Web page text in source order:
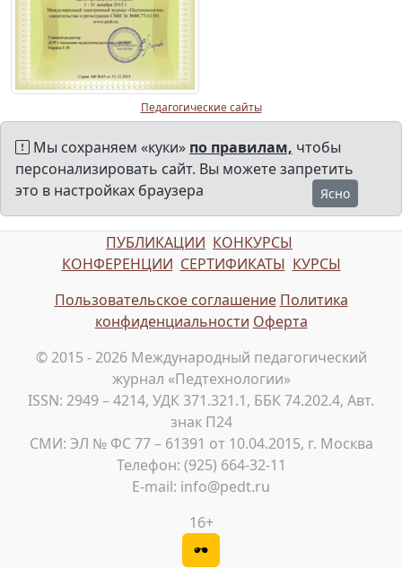
Педагогические сайты
Мы сохраняем «куки» по правилам, чтобы
персонализировать сайт. Вы можете запретить
это в настройках браузера
Ясно
ПУБЛИКАЦИИ КОНКУРСЫ
КОНФЕРЕНЦИИ СЕРТИФИКАТЫ КУРСЫ
Пользовательское соглашение Политика
конфиденциальности Оферта
© 2015 - 2026 Международный педагогический
журнал «Педтехнологии»
ISSN: 2949 – 4214, УДК 371.321.1, ББК 74.202.4, Авт.
знак П24
СМИ: ЭЛ № ФС 77 – 61391 от 10.04.2015, г. Москва
Телефон: (925) 664-32-11
E-mail: info@pedt.ru
16+